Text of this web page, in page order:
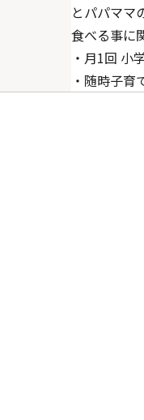
とパパママ
食べる事に
・月1回 小
・随時子育